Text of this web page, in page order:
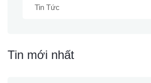
Tin Tức
Tin mới nhất